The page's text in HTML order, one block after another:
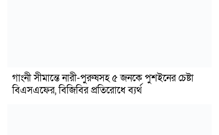
গাংনী সীমান্তে নারী-পুরুষসহ ৫ জনকে পুশইনের চেষ্টা
বিএসএফের, বিজিবির প্রতিরোধে ব্যর্থ